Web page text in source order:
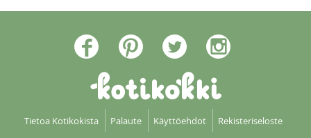
Tietoa Kotikokista Palaute Käyttöehdot
Rekisteriseloste